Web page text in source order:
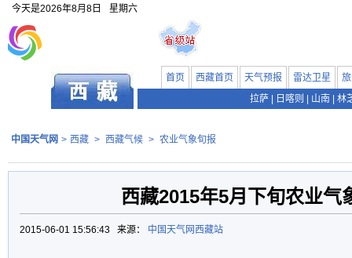
今天是2026年8月8日 星期六
首页 西藏首页 天气预报 雷达卫星
拉萨
日喀则 山南 林
中国天气网 > 西藏 > 西藏气候 > 农业气象旬报
西藏2015年5月下旬农业气
2015-06-01 15:56:43 来源： 中国天气网西藏站